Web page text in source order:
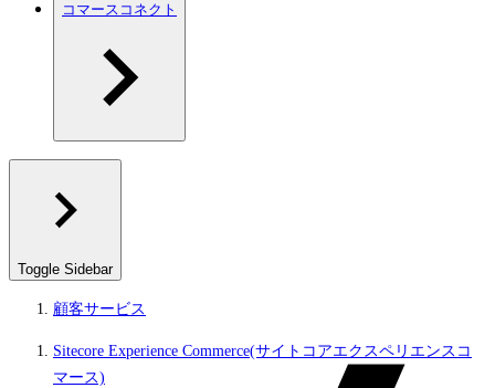
コマースコネクト
Toggle Sidebar
顧客サービス
Sitecore Experience Commerce(サイトコアエクスペリエンスコ
マース)